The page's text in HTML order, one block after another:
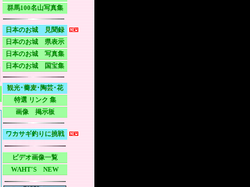
群馬100名山写真集
日本のお城 見聞録
日本のお城 県表示
日本のお城 写真集
日本のお城 国宝集
観光･蕎麦･陶芸･花
特選 リンク 集
画像 掲示板
ワカサギ釣りに挑戦
ビデオ画像一覧
WAHT'S NEW